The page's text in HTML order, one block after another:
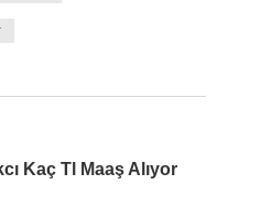
Kaç Tl Maaş Alıyor